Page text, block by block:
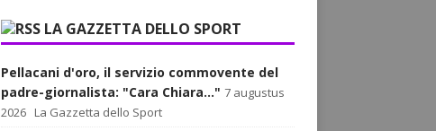
LA GAZZETTA DELLO SPORT
Pellacani d'oro, il servizio commovente del
padre-giornalista: "Cara Chiara..." 7 augustus
2026 La Gazzetta dello Sport